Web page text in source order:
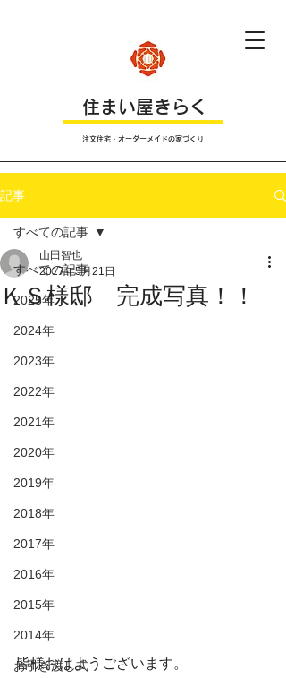
​住まい屋きらく
注文住宅・オーダーメイドの家づくり
記事
すべての記事
2025年
2024年
2023年
2022年
2021年
2020年
2019年
2018年
2017年
2016年
2015年
2014年
お引き渡し式
すべての記事
ＫＳ様邸 完成写真！！
山田智也
2017年5月21日
皆様おはようございます。